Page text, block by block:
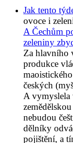
Jak tento
ovoce i
A Čechům
zeleniny
Za hlavního
produkce
českých
A vymyslela
nebudou
dělníky
pojištění, a